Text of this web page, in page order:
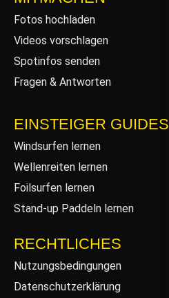
Fotos hochladen
Videos vorschlagen
Spotinfos senden
Fragen & Antworten
EINSTEIGER GUIDES
Windsurfen lernen
Wellenreiten lernen
Foilsurfen lernen
Stand-up Paddeln lernen
RECHTLICHES
Nutzungsbedingungen
Datenschutzerklärung